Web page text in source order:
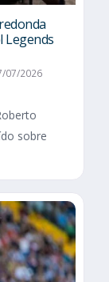
Legends
07/2026
sobre